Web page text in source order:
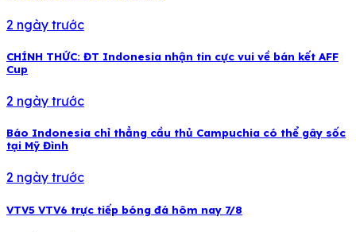
2 ngày trước
CHÍNH THỨC: ĐT Indonesia nhận tin cực vui về bán kết AFF
Cup
2 ngày trước
Báo Indonesia chỉ thẳng cầu thủ Campuchia có thể gây sốc
tại Mỹ Đình
2 ngày trước
VTV5 VTV6 trực tiếp bóng đá hôm nay 7/8